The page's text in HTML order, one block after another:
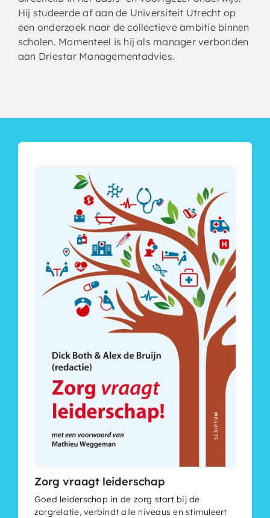
Hij studeerde af aan de Universiteit Utrecht op
een onderzoek naar de collectieve ambitie binnen
scholen. Momenteel is hij als manager verbonden
aan Driestar Managementadvies.
Zorg vraagt leiderschap
Goed leiderschap in de zorg start bij de
zorgrelatie, verbindt alle niveaus en stimuleert